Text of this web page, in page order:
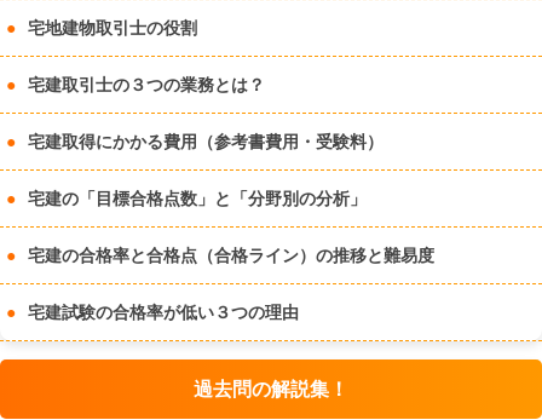
宅地建物取引士の役割
宅建取引士の３つの業務とは？
宅建取得にかかる費用（参考書費用・受験料）
宅建の「目標合格点数」と「分野別の分析」
宅建の合格率と合格点（合格ライン）の推移と難易度
宅建試験の合格率が低い３つの理由
過去問の解説集！